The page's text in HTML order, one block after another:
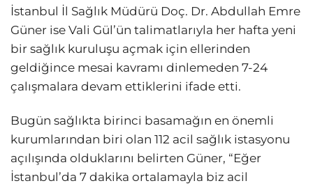
İstanbul İl Sağlık Müdürü Doç. Dr. Abdullah Emre
Güner ise Vali Gül’ün talimatlarıyla her hafta yeni
bir sağlık kuruluşu açmak için ellerinden
geldiğince mesai kavramı dinlemeden 7-24
çalışmalara devam ettiklerini ifade etti.
Bugün sağlıkta birinci basamağın en önemli
kurumlarından biri olan 112 acil sağlık istasyonu
açılışında olduklarını belirten Güner, “Eğer
İstanbul’da 7 dakika ortalamayla biz acil